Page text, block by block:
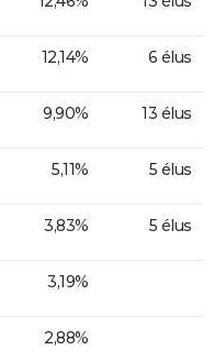
12,14% 6 élus
9,90% 13 élus
5,11% 5 élus
3,83% 5 élus
3,19%
2,88%